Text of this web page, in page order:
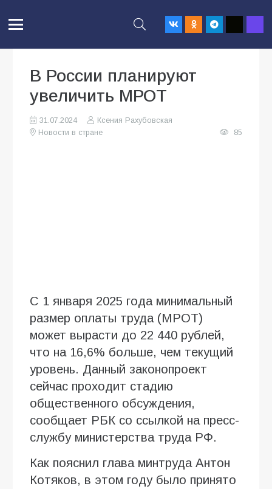
В России планируют
увеличить МРОТ
31.07.2024
Ксения Рахубовская
Новости в стране
85
С 1 января 2025 года минимальный
размер оплаты труда (МРОТ)
может вырасти до 22 440 рублей,
что на 16,6% больше, чем текущий
уровень. Данный законопроект
сейчас проходит стадию
общественного обсуждения,
сообщает РБК со ссылкой на пресс-
службу министерства труда РФ.
Как пояснил глава минтруда Антон
Котяков, в этом году было принято